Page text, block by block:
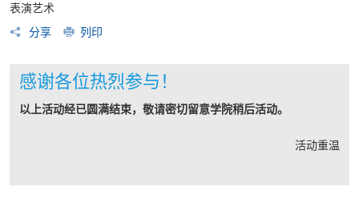
表演艺术
分享
列印
感谢各位热烈参与！
以上活动经已圆满结束，敬请密切留意学院稍后活动。
活动重温